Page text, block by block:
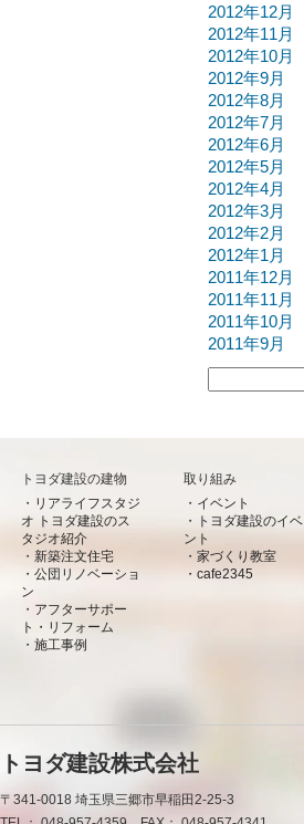
2012年12月
2012年11月
2012年10月
2012年9月
2012年8月
2012年7月
2012年6月
2012年5月
2012年4月
2012年3月
2012年2月
2012年1月
2011年12月
2011年11月
2011年10月
2011年9月
トヨダ建設の建物
リアライフスタジ
オ トヨダ建設のス
タジオ紹介
新築注文住宅
公団リノベーショ
ン
アフターサポー
ト・リフォーム
施工事例
取り組み
イベント
トヨダ建設のイベ
ント
家づくり教室
cafe2345
トヨダ建設株式会社
〒341-0018 埼玉県三郷市早稲田2-25-3